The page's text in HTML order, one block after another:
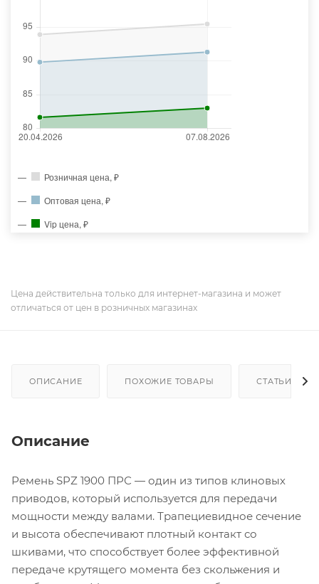
Розничная цена, ₽
Оптовая цена, ₽
Vip цена, ₽
Цена действительна только для интернет-магазина и может
отличаться от цен в розничных магазинах
ОПИСАНИЕ ПОХОЖИЕ ТОВАРЫ СТАТЬИ
Описание
Ремень SPZ 1900 ПРС — один из типов клиновых
приводов, который используется для передачи
мощности между валами. Трапециевидное сечение
и высота обеспечивают плотный контакт со
шкивами, что способствует более эффективной
передаче крутящего момента без скольжения и